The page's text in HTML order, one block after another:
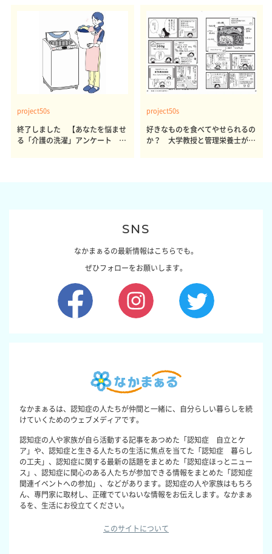
project50s
終了しました 【あなたを悩ませ
る「介護の洗濯」アンケート 体
project50s
好きなものを食べてやせられるの
か？ 大学教授と管理栄養士が出
SNS
なかまぁるの最新情報はこちらでも。
ぜひフォローをお願いします。
なかまぁるは、認知症の人たちが仲間と一緒に、自分らしい暮らしを続
けていくためのウェブメディアです。
認知症の人や家族が自ら活動する記事をあつめた「認知症 自立とケ
ア」や、認知症と生きる人たちの生活に焦点を当てた「認知症 暮らし
の工夫」、認知症に関する最新の話題をまとめた「認知症ほっとニュー
ス」、認知症に関心のある人たちが参加できる情報をまとめた「認知症
関連イベントへの参加」、などがあります。認知症の人や家族はもちろ
ん、専門家に取材し、正確でていねいな情報をお伝えします。なかまぁ
るを、生活にお役立てください。
このサイトについて